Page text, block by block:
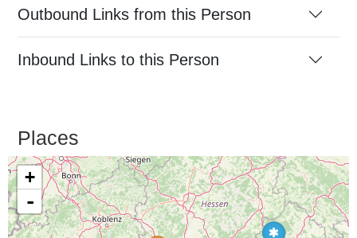
Outbound Links from this Person
Inbound Links to this Person
Places
+
-